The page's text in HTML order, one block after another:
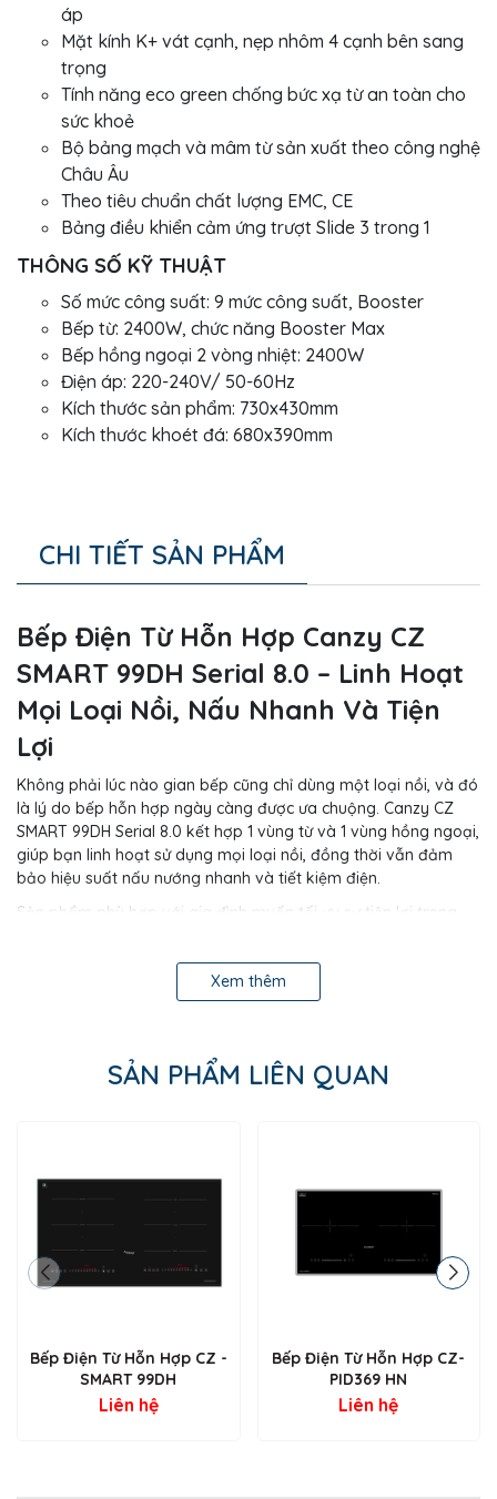
áp
Mặt kính K+ vát cạnh, nẹp nhôm 4 cạnh bên sang
trọng
Tính năng eco green chống bức xạ từ an toàn cho
sức khoẻ
Bộ bảng mạch và mâm từ sản xuất theo công nghệ
Châu Âu
Theo tiêu chuẩn chất lượng EMC, CE
Bảng điều khiển cảm ứng trượt Slide 3 trong 1
THÔNG SỐ KỸ THUẬT
Số mức công suất: 9 mức công suất, Booster
Bếp từ: 2400W, chức năng Booster Max
Bếp hồng ngoại 2 vòng nhiệt: 2400W
Điện áp: 220-240V/ 50-60Hz
Kích thước sản phẩm: 730x430mm
Kích thước khoét đá: 680x390mm
CHI TIẾT SẢN PHẨM
Bếp Điện Từ Hỗn Hợp Canzy CZ
SMART 99DH Serial 8.0 – Linh Hoạt
Mọi Loại Nồi, Nấu Nhanh Và Tiện
Lợi
Không phải lúc nào gian bếp cũng chỉ dùng một loại nồi, và đó
là lý do bếp hỗn hợp ngày càng được ưa chuộng. Canzy CZ
SMART 99DH Serial 8.0 kết hợp 1 vùng từ và 1 vùng hồng ngoại,
giúp bạn linh hoạt sử dụng mọi loại nồi, đồng thời vẫn đảm
bảo hiệu suất nấu nướng nhanh và tiết kiệm điện.
Sản phẩm phù hợp với gia đình muốn tối ưu sự tiện lợi trong
Thiết Kế Mặt Kính K+ Vát Cạnh – Hiện Đại
kết hợp nẹp nhôm 4 cạnh bên.
Bếp Hỗn Hợp 1 Từ + 1 Hồng Ngoại – Linh
Canzy CZ SMART 99DH Serial 8.0 được trang bị:
1 vùng bếp từ (2400W, Booster Max)
– nấu nhanh, tiết
với mọi loại nồi
Sự kết hợp này giúp người dùng không bị giới hạn dụng cụ
nấu, đặc biệt phù hợp với những gia đình có sẵn nhiều loại nồi
Xem thêm
SẢN PHẨM LIÊN QUAN
Bếp Điện Từ Hỗn Hợp CZ -
SMART 99DH
Liên hệ
Bếp Điện Từ Hỗn Hợp CZ-
PID369 HN
Liên hệ